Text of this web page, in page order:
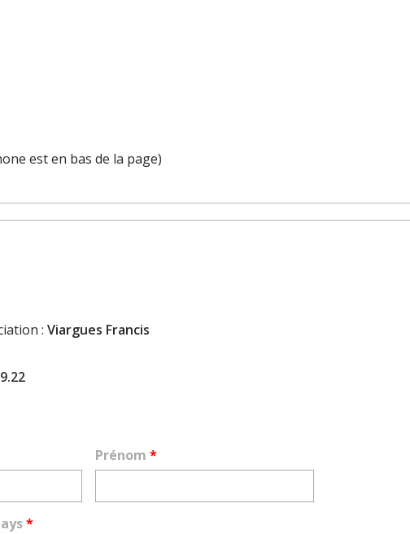
est en bas de la page)
: Viargues Francis
Prénom *
*